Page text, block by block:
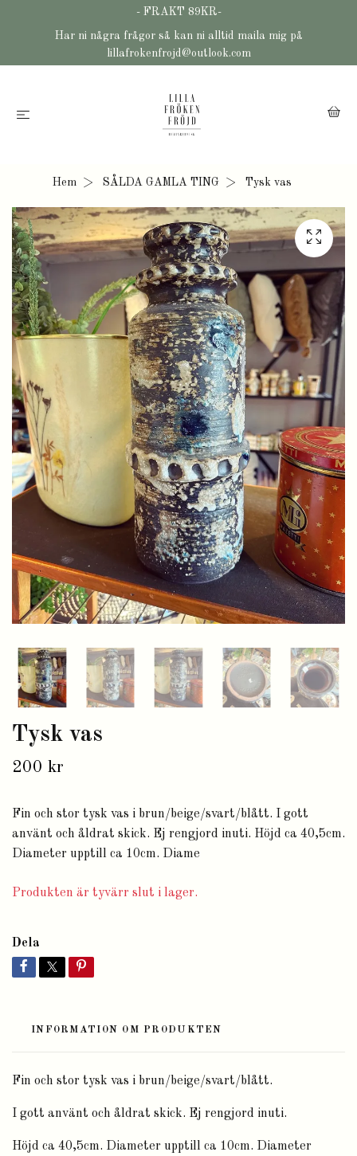
- FRAKT 89KR-
Har ni några frågor så kan ni alltid maila mig på
lillafrokenfrojd@outlook.com
Hem SÅLDA GAMLA TING Tysk vas
Tysk vas
200 kr
Fin och stor tysk vas i brun/beige/svart/blått. I gott
använt och åldrat skick. Ej rengjord inuti. Höjd ca 40,5cm.
Diameter upptill ca 10cm. Diame
Produkten är tyvärr slut i lager.
Dela
INFORMATION OM PRODUKTEN
Fin och stor tysk vas i brun/beige/svart/blått.
I gott använt och åldrat skick. Ej rengjord inuti.
Höjd ca 40,5cm. Diameter upptill ca 10cm. Diameter